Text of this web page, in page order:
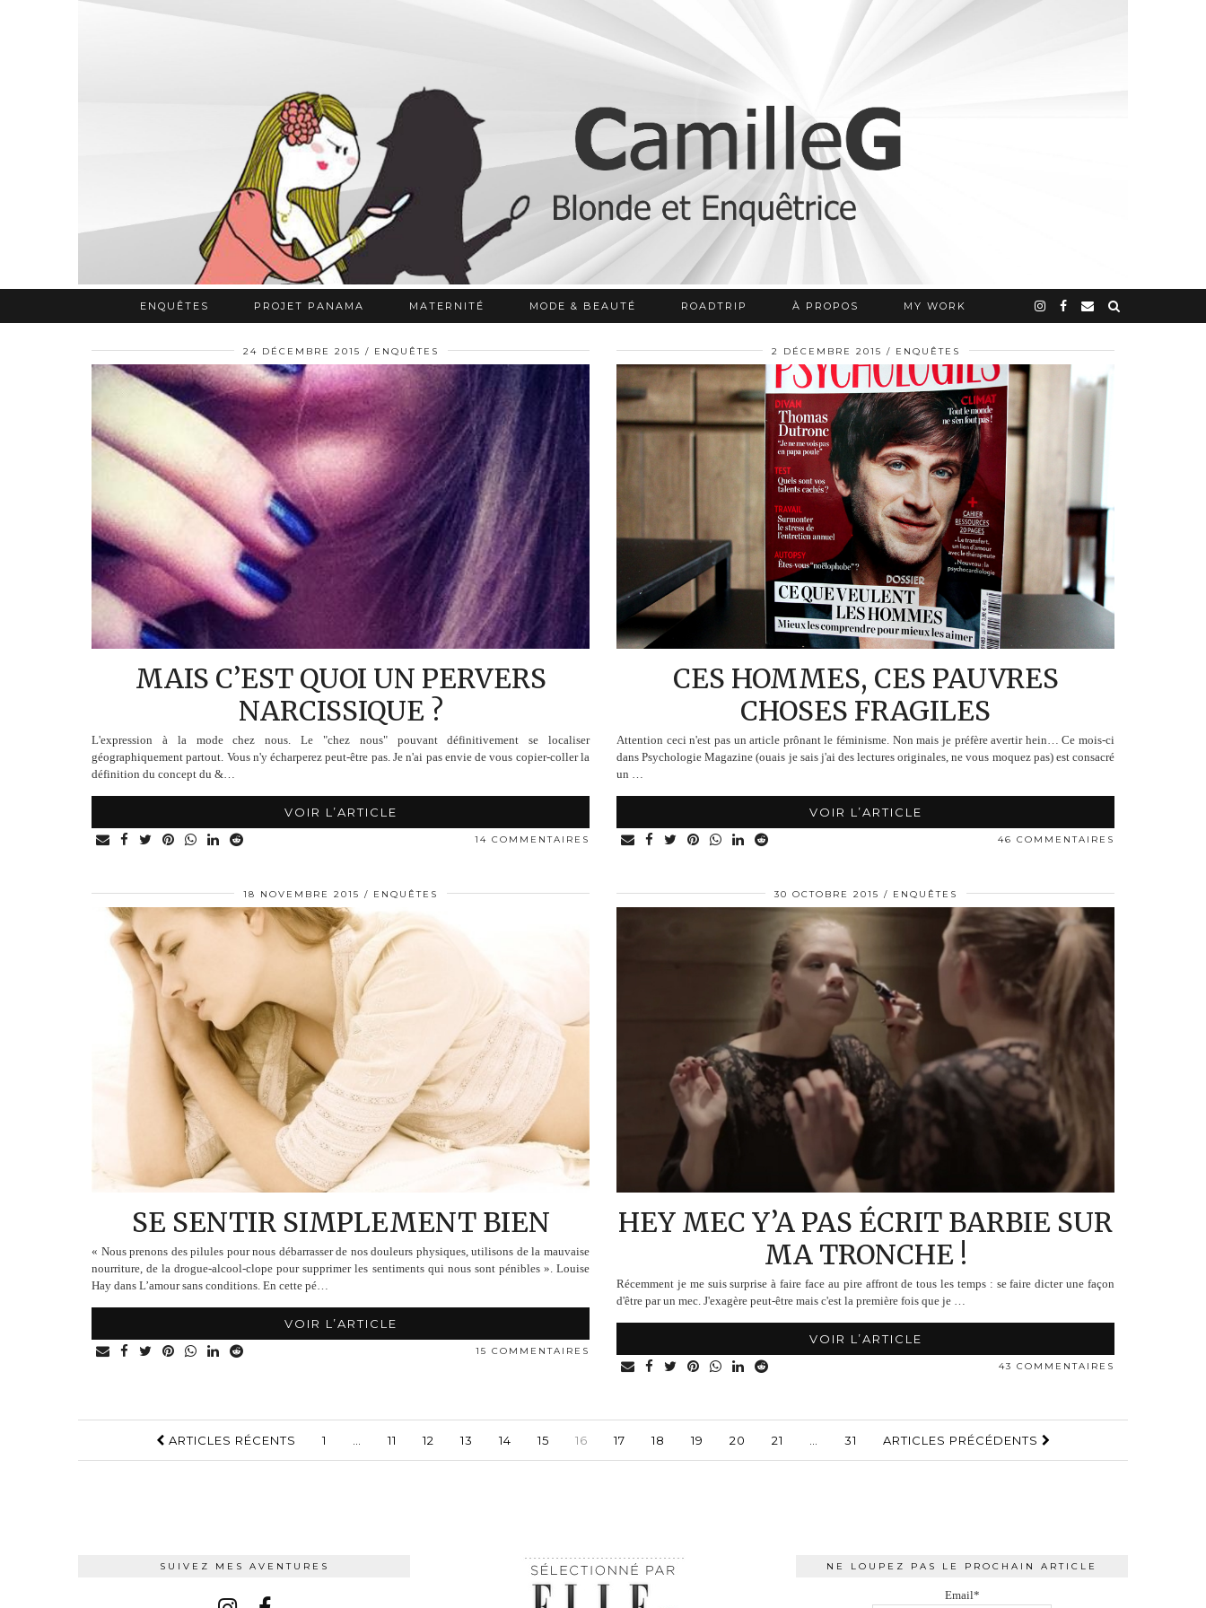
ENQUÊTES PROJET PANAMA MATERNITÉ MODE & BEAUTÉ ROADTRIP À PROPOS MY WORK
24 DÉCEMBRE 2015 ENQUÊTES
MAIS C’EST QUOI UN PERVERS
NARCISSIQUE ?
L'expression à la mode chez nous. Le "chez nous" pouvant définitivement se localiser
géographiquement partout. Vous n'y écharperez peut-être pas. Je n'ai pas envie de vous copier-coller la
définition du concept du &…
VOIR L’ARTICLE
14 COMMENTAIRES
2 DÉCEMBRE 2015 ENQUÊTES
CES HOMMES, CES PAUVRES
CHOSES FRAGILES
Attention ceci n'est pas un article prônant le féminisme. Non mais je préfère avertir hein… Ce mois-ci
dans Psychologie Magazine (ouais je sais j'ai des lectures originales, ne vous moquez pas) est consacré
un …
VOIR L’ARTICLE
46 COMMENTAIRES
18 NOVEMBRE 2015 ENQUÊTES
SE SENTIR SIMPLEMENT BIEN
« Nous prenons des pilules pour nous débarrasser de nos douleurs physiques, utilisons de la mauvaise
nourriture, de la drogue-alcool-clope pour supprimer les sentiments qui nous sont pénibles ». Louise
Hay dans L’amour sans conditions. En cette pé…
VOIR L’ARTICLE
15 COMMENTAIRES
30 OCTOBRE 2015 ENQUÊTES
HEY MEC Y’A PAS ÉCRIT BARBIE SUR
MA TRONCHE !
Récemment je me suis surprise à faire face au pire affront de tous les temps : se faire dicter une façon
d'être par un mec. J'exagère peut-être mais c'est la première fois que je …
VOIR L’ARTICLE
43 COMMENTAIRES
ARTICLES RÉCENTS 1 11 12 13 14 15 16 17 18 19 20 21 31 ARTICLES PRÉCÉDENTS
SUIVEZ MES AVENTURES NE LOUPEZ PAS LE PROCHAIN ARTICLE
Email*